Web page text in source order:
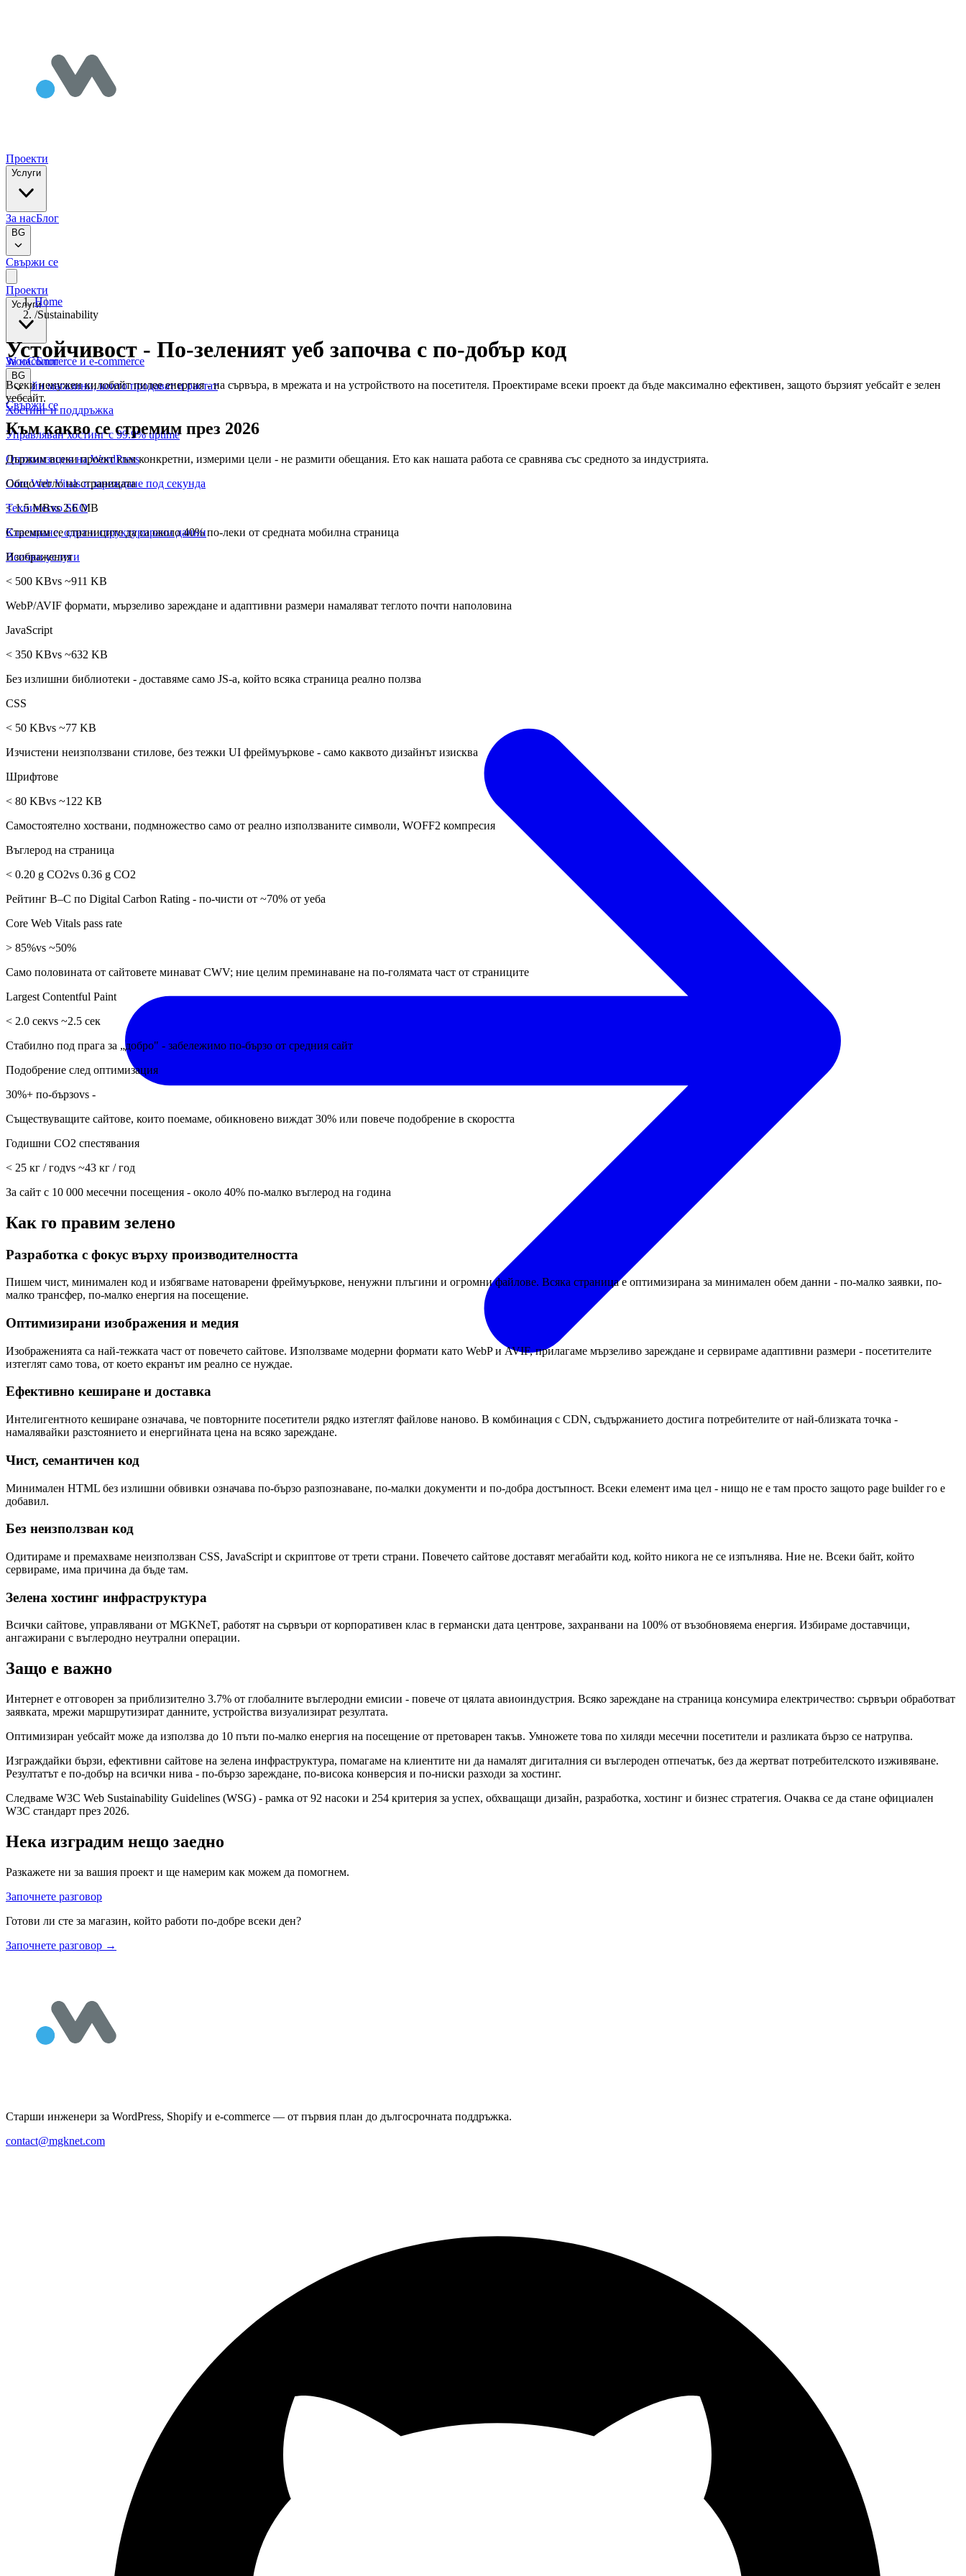
Проекти
Услуги
За насБлог
BG
Свържи се
Проекти
Услуги
WooCommerce и е-commerce
Онлайн магазини, които продават и растат
Хостинг и поддръжка
Управляван хостинг с 99.9% uptime
Оптимизация на WordPress
Core Web Vitals и зареждане под секунда
Техническо SEO
Класиране, одит и структурирани данни
Всички услуги
За насБлог
BG
Свържи се
Home
/Sustainability
Устойчивост - По-зеленият уеб започва с по-добър код
Всеки ненужен килобайт пилее енергия - на сървъра, в мрежата и на устройството на посетителя. Проектираме всеки проект да бъде максимално ефективен, защото бързият уебсайт е зелен
уебсайт.
Към какво се стремим през 2026
Държим всеки проект към конкретни, измерими цели - не размити обещания. Ето как нашата работа се сравнява със средното за индустрията.
Общо тегло на страницата
< 1.5 MBvs 2.6 MB
Стремим се страниците да са около 40% по-леки от средната мобилна страница
Изображения
< 500 KBvs ~911 KB
WebP/AVIF формати, мързеливо зареждане и адаптивни размери намаляват теглото почти наполовина
JavaScript
< 350 KBvs ~632 KB
Без излишни библиотеки - доставяме само JS-а, който всяка страница реално ползва
CSS
< 50 KBvs ~77 KB
Изчистени неизползвани стилове, без тежки UI фреймуъркове - само каквото дизайнът изисква
Шрифтове
< 80 KBvs ~122 KB
Самостоятелно хоствани, подмножество само от реално използваните символи, WOFF2 компресия
Въглерод на страница
< 0.20 g CO2vs 0.36 g CO2
Рейтинг B–C по Digital Carbon Rating - по-чисти от ~70% от уеба
Core Web Vitals pass rate
> 85%vs ~50%
Само половината от сайтовете минават CWV; ние целим преминаване на по-голямата част от страниците
Largest Contentful Paint
< 2.0 секvs ~2.5 сек
Стабилно под прага за „добро" - забележимо по-бързо от средния сайт
Подобрение след оптимизация
30%+ по-бързоvs -
Съществуващите сайтове, които поемаме, обикновено виждат 30% или повече подобрение в скоростта
Годишни CO2 спестявания
< 25 кг / годvs ~43 кг / год
За сайт с 10 000 месечни посещения - около 40% по-малко въглерод на година
Как го правим зелено
Разработка с фокус върху производителността
Пишем чист, минимален код и избягваме натоварени фреймуъркове, ненужни плъгини и огромни файлове. Всяка страница е оптимизирана за минимален обем данни - по-малко заявки, по-
малко трансфер, по-малко енергия на посещение.
Оптимизирани изображения и медия
Изображенията са най-тежката част от повечето сайтове. Използваме модерни формати като WebP и AVIF, прилагаме мързеливо зареждане и сервираме адаптивни размери - посетителите
изтеглят само това, от което екранът им реално се нуждае.
Ефективно кеширане и доставка
Интелигентното кеширане означава, че повторните посетители рядко изтеглят файлове наново. В комбинация с CDN, съдържанието достига потребителите от най-близката точка -
намалявайки разстоянието и енергийната цена на всяко зареждане.
Чист, семантичен код
Минимален HTML без излишни обвивки означава по-бързо разпознаване, по-малки документи и по-добра достъпност. Всеки елемент има цел - нищо не е там просто защото page builder го е
добавил.
Без неизползван код
Одитираме и премахваме неизползван CSS, JavaScript и скриптове от трети страни. Повечето сайтове доставят мегабайти код, който никога не се изпълнява. Ние не. Всеки байт, който
сервираме, има причина да бъде там.
Зелена хостинг инфраструктура
Всички сайтове, управлявани от MGKNeT, работят на сървъри от корпоративен клас в германски дата центрове, захранвани на 100% от възобновяема енергия. Избираме доставчици,
ангажирани с въглеродно неутрални операции.
Защо е важно
Интернет е отговорен за приблизително 3.7% от глобалните въглеродни емисии - повече от цялата авиоиндустрия. Всяко зареждане на страница консумира електричество: сървъри обработват
заявката, мрежи маршрутизират данните, устройства визуализират резултата.
Оптимизиран уебсайт може да използва до 10 пъти по-малко енергия на посещение от претоварен такъв. Умножете това по хиляди месечни посетители и разликата бързо се натрупва.
Изграждайки бързи, ефективни сайтове на зелена инфраструктура, помагаме на клиентите ни да намалят дигиталния си въглероден отпечатък, без да жертват потребителското изживяване.
Резултатът е по-добър на всички нива - по-бързо зареждане, по-висока конверсия и по-ниски разходи за хостинг.
Следваме W3C Web Sustainability Guidelines (WSG) - рамка от 92 насоки и 254 критерия за успех, обхващащи дизайн, разработка, хостинг и бизнес стратегия. Очаква се да стане официален
W3C стандарт през 2026.
Нека изградим нещо заедно
Разкажете ни за вашия проект и ще намерим как можем да помогнем.
Започнете разговор
Готови ли сте за магазин, който работи по-добре всеки ден?
Започнете разговор →
Старши инженери за WordPress, Shopify и e-commerce — от първия план до дългосрочната поддръжка.
contact@mgknet.com